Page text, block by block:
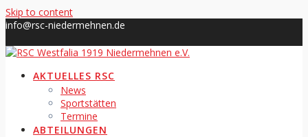
Skip to content
info@rsc-niedermehnen.de
AKTUELLES RSC
News
Sportstätten
Termine
ABTEILUNGEN